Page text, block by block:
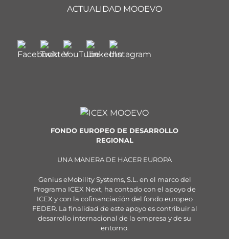
ACTUALIDAD MOOEVO
FONDO EUROPEO DE DESARROLLO
REGIONAL
UNA MANERA DE HACER EUROPA
Genius eMobility Systems, S.L. en el marco del
Programa ICEX Next, ha contado con el apoyo de
ICEX y con la cofinanciación del fondo europeo
FEDER. La finalidad de este apoyo es contribuir al
desarrollo internacional de la empresa y de su
entorno.